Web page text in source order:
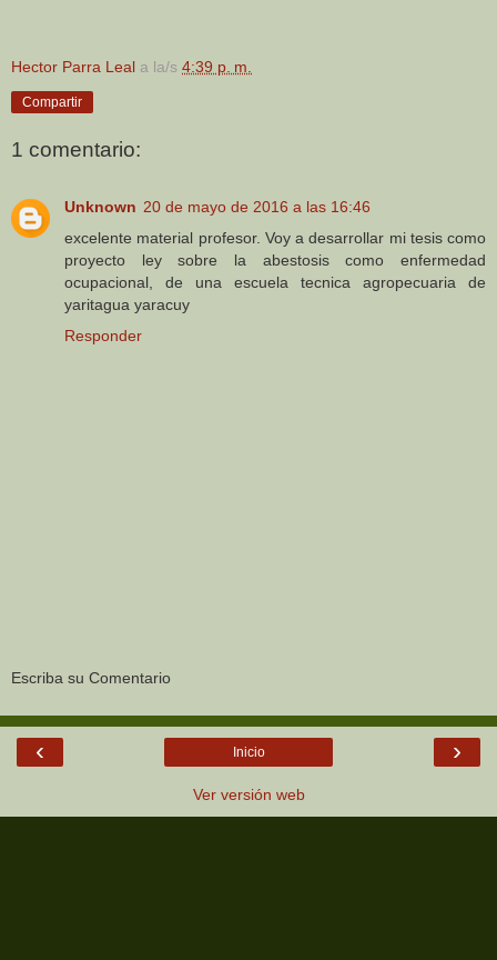
Hector Parra Leal a la/s 4:39 p. m.
Compartir
1 comentario:
Unknown 20 de mayo de 2016 a las 16:46
excelente material profesor. Voy a desarrollar mi tesis como
proyecto ley sobre la abestosis como enfermedad
ocupacional, de una escuela tecnica agropecuaria de
yaritagua yaracuy
Responder
Escriba su Comentario
‹ ›
Inicio
Ver versión web